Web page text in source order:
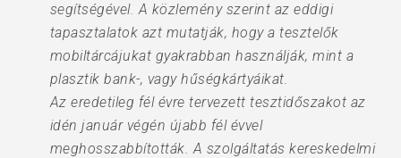
segítségével. A közlemény szerint az eddigi
tapasztalatok azt mutatják, hogy a tesztelők
mobiltárcájukat gyakrabban használják, mint a
plasztik bank-, vagy hűségkártyáikat.
Az eredetileg fél évre tervezett tesztidőszakot az
idén január végén újabb fél évvel
meghosszabbították. A szolgáltatás kereskedelmi